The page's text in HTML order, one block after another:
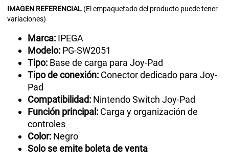
IMAGEN REFERENCIAL (El empaquetado del producto puede tener
variaciones)
Marca: IPEGA
Modelo: PG-SW2051
Tipo: Base de carga para Joy-Pad
Tipo de conexión: Conector dedicado para Joy-
Pad
Compatibilidad: Nintendo Switch Joy-Pad
Función principal: Carga y organización de
controles
Color: Negro
Solo se emite boleta de venta